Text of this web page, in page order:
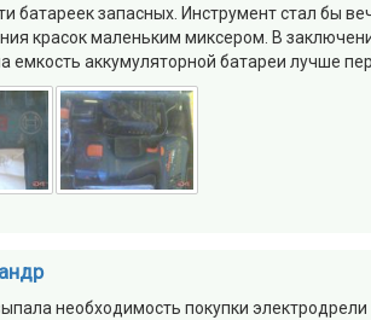
батареек запасных. Инструмент стал бы
красок маленьким миксером. В
емкость аккумуляторной батареи лучше
необходимость покупки